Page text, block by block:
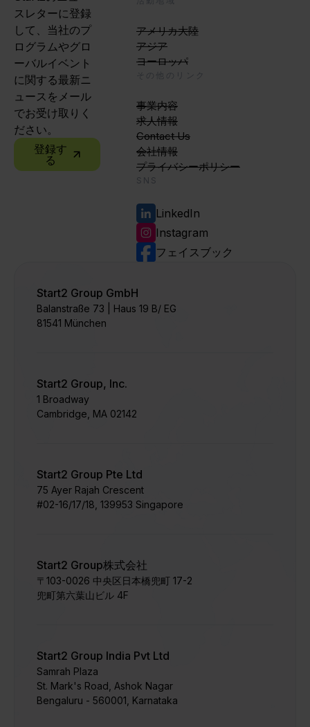
スレターに登録
して、当社のプ
ログラムやグロ
ーバルイベント
に関する最新ニ
ュースをメール
でお受け取りく
ださい。
登録す
る
アメリカ大陸
アジア
ヨーロッパ
その他のリンク
事業内容
求人情報
Contact Us
会社情報
プライバシーポリシー
SNS
LinkedIn
Instagram
フェイスブック
Start2 Group GmbH
Balanstraße 73 | Haus 19 B/ EG
81541 München
Start2 Group, Inc.
1 Broadway
Cambridge, MA 02142
Start2 Group Pte Ltd
75 Ayer Rajah Crescent
#02-16/17/18, 139953 Singapore
Start2 Group株式会社
〒103-0026 中央区日本橋兜町 17-2
兜町第六葉山ビル 4F
Start2 Group India Pvt Ltd
Samrah Plaza
St. Mark's Road, Ashok Nagar
Bengaluru - 560001, Karnataka